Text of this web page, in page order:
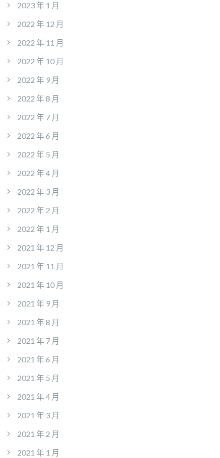
2023 年 1 月
2022 年 12 月
2022 年 11 月
2022 年 10 月
2022 年 9 月
2022 年 8 月
2022 年 7 月
2022 年 6 月
2022 年 5 月
2022 年 4 月
2022 年 3 月
2022 年 2 月
2022 年 1 月
2021 年 12 月
2021 年 11 月
2021 年 10 月
2021 年 9 月
2021 年 8 月
2021 年 7 月
2021 年 6 月
2021 年 5 月
2021 年 4 月
2021 年 3 月
2021 年 2 月
2021 年 1 月